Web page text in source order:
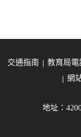
交通指南 教育局電
網
地址：